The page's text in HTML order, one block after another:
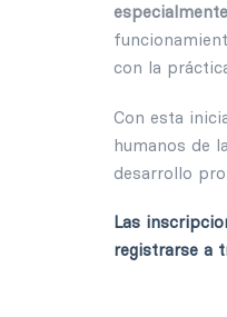
con la
Con esta
humanos de
desarrollo
Las
registrarse a